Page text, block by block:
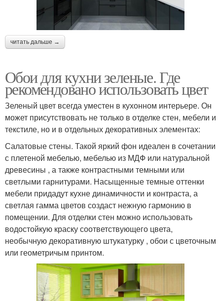
читать дальше →
Обои для кухни зеленые. Где
рекомендовано использовать цвет
Зеленый цвет всегда уместен в кухонном интерьере. Он
может присутствовать не только в отделке стен, мебели и
текстиле, но и в отдельных декоративных элементах:
Салатовые стены. Такой яркий фон идеален в сочетании
с плетеной мебелью, мебелью из МДФ или натуральной
древесины , а также контрастными темными или
светлыми гарнитурами. Насыщенные темные оттенки
мебели придадут кухне динамичности и контраста, а
светлая гамма цветов создаст нежную гармонию в
помещении. Для отделки стен можно использовать
водостойкую краску соответствующего цвета,
необычную декоративную штукатурку , обои с цветочным
или геометричым принтом.